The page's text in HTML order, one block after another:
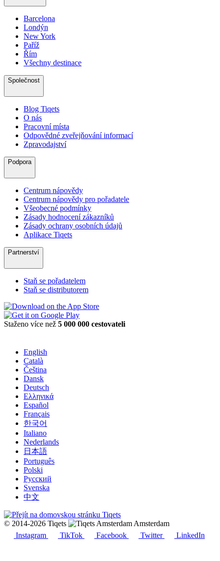
Barcelona
Londýn
New York
Paříž
Řím
Všechny destinace
Společnost
Blog Tiqets
O nás
Pracovní místa
Odpovědné zveřejňování informací
Zpravodajství
Podpora
Centrum nápovědy
Centrum nápovědy pro pořadatele
Všeobecné podmínky
Zásady hodnocení zákazníků
Zásady ochrany osobních údajů
Aplikace Tiqets
Partnerství
Staň se pořadatelem
Staň se distributorem
Staženo více než 5 000 000 cestovateli
English
Català
Čeština
Dansk
Deutsch
Ελληνικά
Español
Français
한국어
Italiano
Nederlands
日本語
Português
Polski
Русский
Svenska
中文
© 2014-2026 Tiqets
Amsterdam
Instagram
TikTok Facebook Twitter LinkedIn